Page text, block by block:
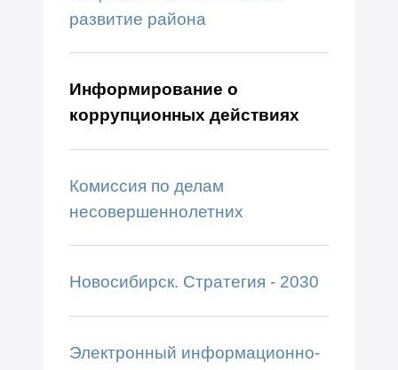
развитие района
Информирование о
коррупционных действиях
Комиссия по делам
несовершеннолетних
Новосибирск. Стратегия - 2030
Электронный информационно-